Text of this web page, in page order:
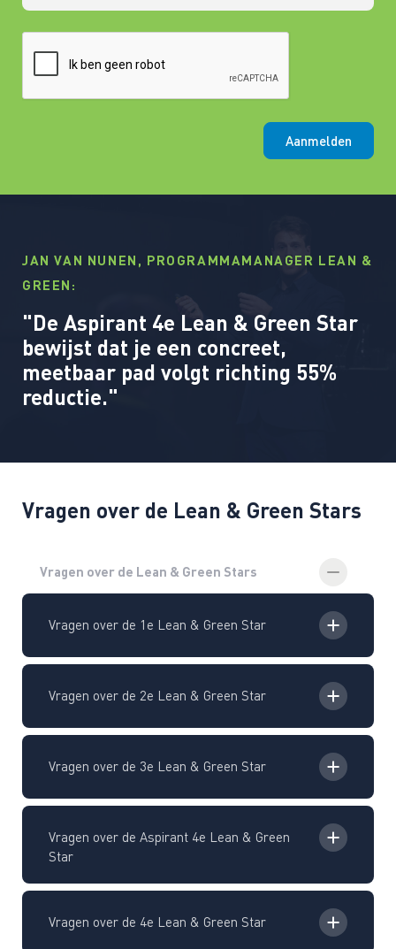
Aanmelden
JAN VAN NUNEN, PROGRAMMAMANAGER LEAN &
GREEN:
"De Aspirant 4e Lean & Green Star
bewijst dat je een concreet,
meetbaar pad volgt richting 55%
reductie."
Vragen over de Lean & Green Stars
Vragen over de Lean & Green Stars
Vragen over de 1e Lean & Green Star
Vragen over de 2e Lean & Green Star
Vragen over de 3e Lean & Green Star
Vragen over de Aspirant 4e Lean & Green
Star
Vragen over de 4e Lean & Green Star